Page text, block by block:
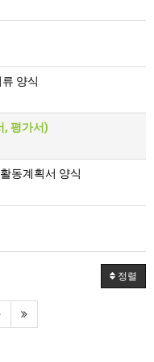
양식
, 평가서)
동계획서 양식
정렬